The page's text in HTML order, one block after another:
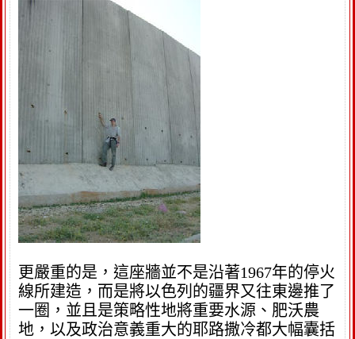
更嚴重的是，這座牆並不是沿著1967年的停火
線所建造，而是將以色列的疆界又往東邊推了
一圈，並且是策略性地將重要水源、肥沃農
地，以及政治意義重大的耶路撒冷都大幅囊括